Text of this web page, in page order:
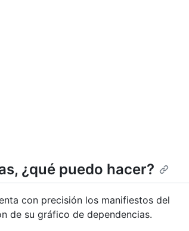
¿qué puedo hacer?
con precisión los manifiestos del
de su gráfico de dependencias.